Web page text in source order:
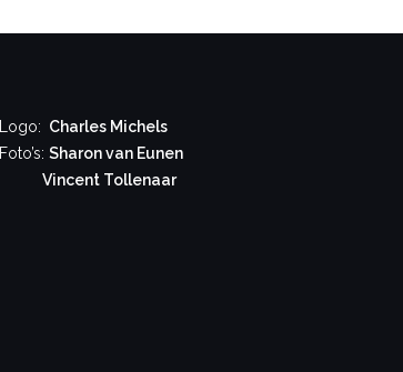
Logo: Charles Michels
Foto’s: Sharon van Eunen
Vincent Tollenaar